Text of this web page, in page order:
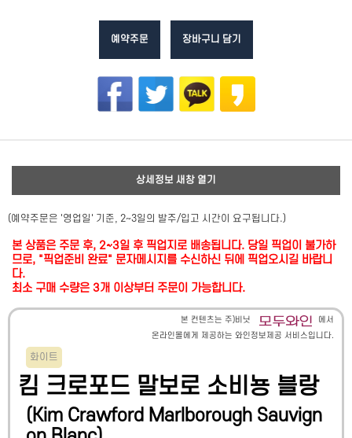
예약주문 장바구니 담기
상세정보 새창 열기
(예약주문은 '영업일' 기준, 2~3일의 발주/입고 시간이 요구됩니다.)
본 상품은 주문 후, 2~3일 후 픽업지로 배송됩니다. 당일 픽업이 불가하
므로, "픽업준비 완료" 문자메시지를 수신하신 뒤에 픽업오시길 바랍니
다.
최소 구매 수량은 3개 이상부터 주문이 가능합니다.
본 컨텐츠는 주)비닛
에서
온라인몰에게 제공하는 와인정보제공 서비스입니다.
화이트
킴 크로포드 말보로 소비뇽 블랑
(Kim Crawford Marlborough Sauvign